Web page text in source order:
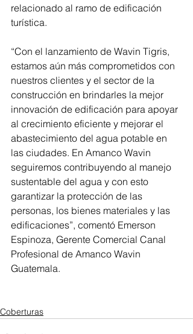
relacionado al ramo de edificación
turística.
“Con el lanzamiento de Wavin Tigris,
estamos aún más comprometidos con
nuestros clientes y el sector de la
construcción en brindarles la mejor
innovación de edificación para apoyar
al crecimiento eficiente y mejorar el
abastecimiento del agua potable en
las ciudades. En Amanco Wavin
seguiremos contribuyendo al manejo
sustentable del agua y con esto
garantizar la protección de las
personas, los bienes materiales y las
edificaciones”, comentó Emerson
Espinoza, Gerente Comercial Canal
Profesional de Amanco Wavin
Guatemala.
Coberturas